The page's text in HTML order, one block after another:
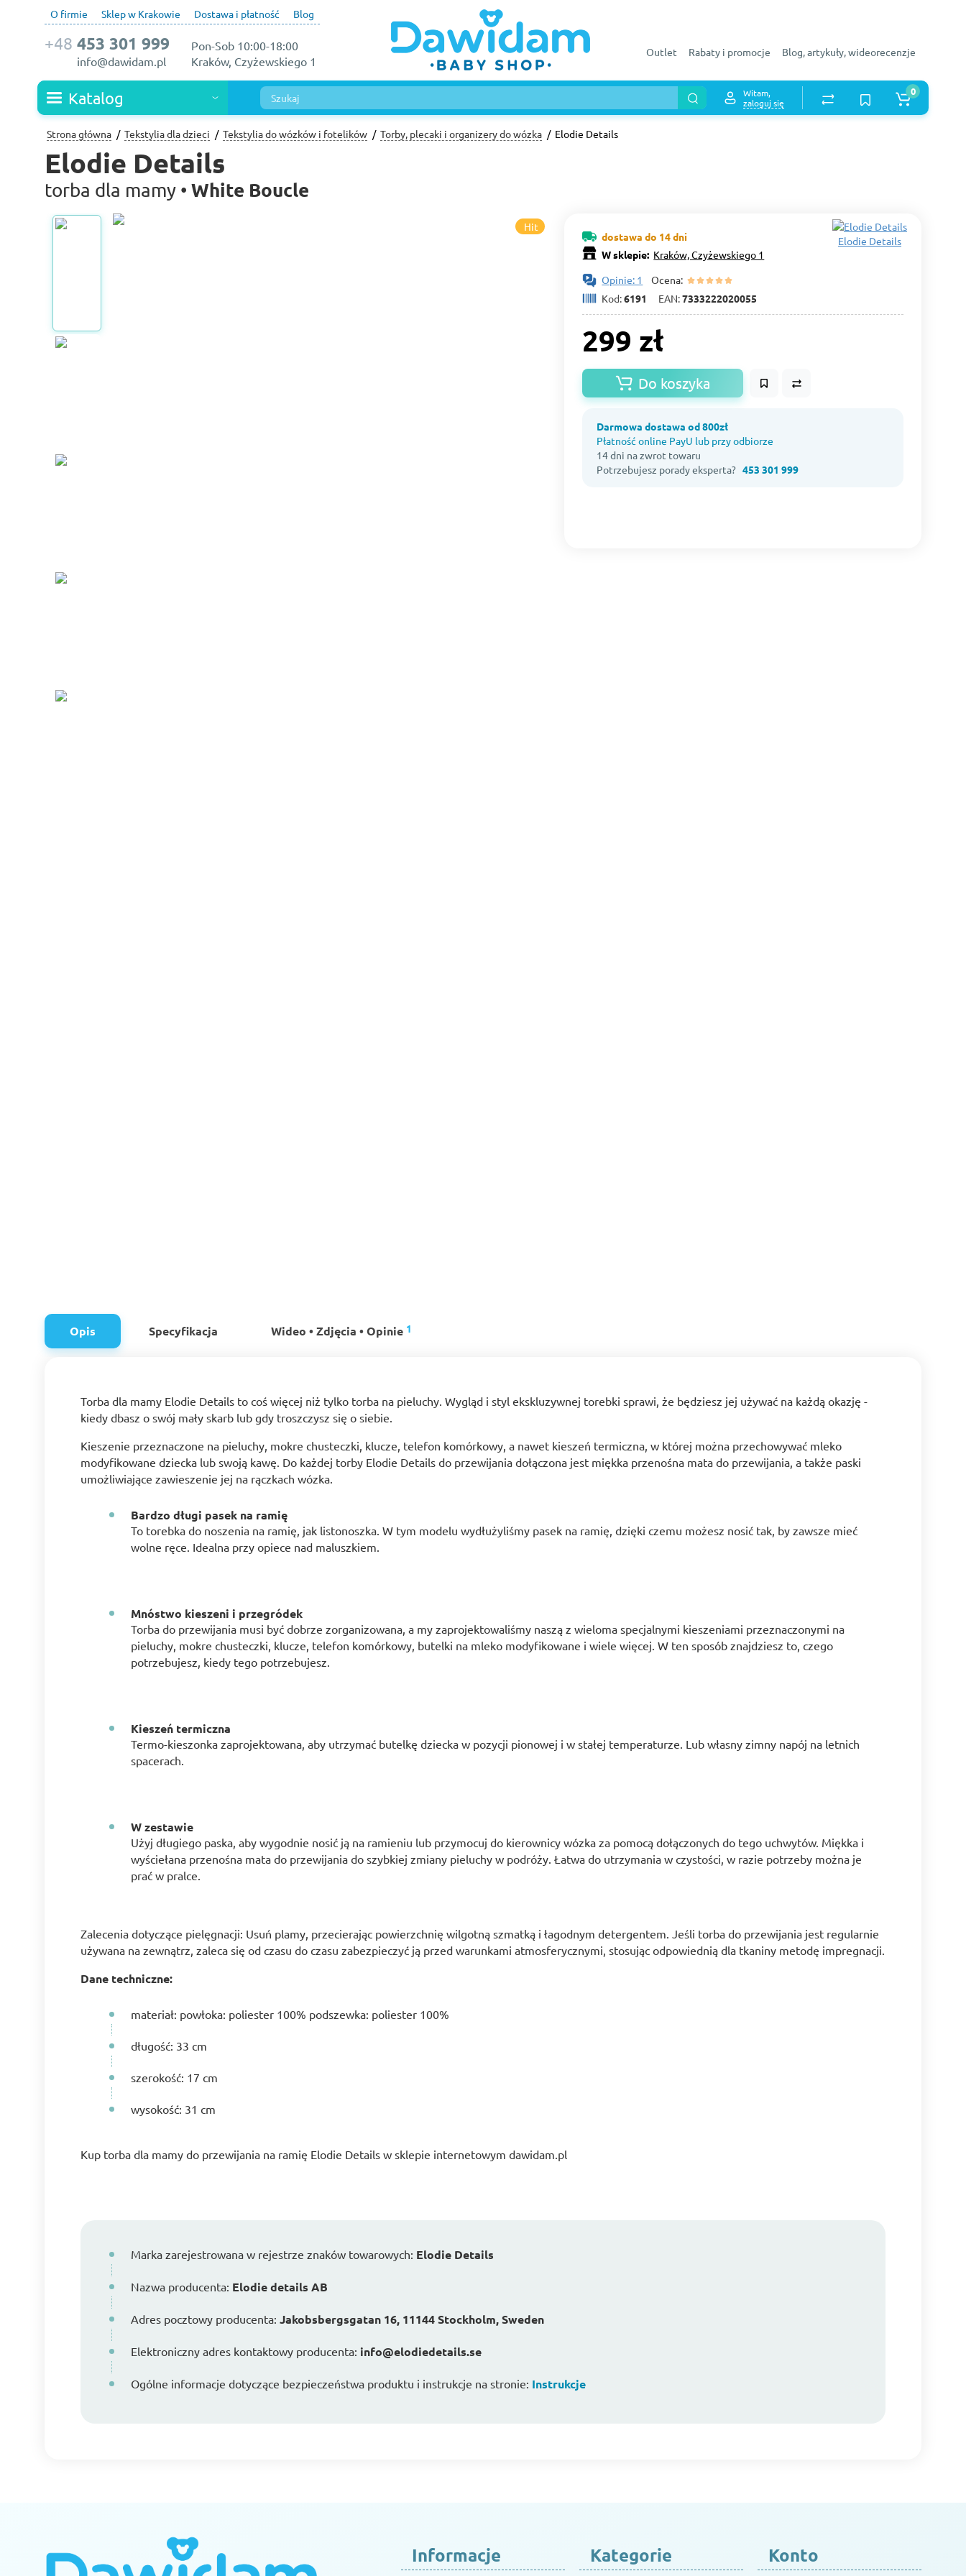
O firmie Sklep w Krakowie Dostawa i płatność Blog
Pon-Sob 10:00-18:00
Kraków, Czyżewskiego 1
+48 453 301 999
info@dawidam.pl
Outlet Rabaty i promocje Blog, artykuły, wideorecenzje
Katalog
Witam,
zaloguj się
0
Strona główna Tekstylia dla dzieci Tekstylia do wózków i fotelików Torby, plecaki i organizery do wózka Elodie Details
Elodie Details
torba dla mamy • White Boucle
Hit
dostawa do 14 dni
W sklepie: Kraków, Czyżewskiego 1
Opinie: 1
Ocena:
Kod:6191 EAN:7333222020055
Elodie Details
299 zł
Do koszyka
Darmowa dostawa od 800zł
Płatność online PayU lub przy odbiorze
14 dni na zwrot towaru
Potrzebujesz porady eksperta?453 301 999
Opis Specyfikacja Wideo • Zdjęcia • Opinie 1
Torba dla mamy Elodie Details to coś więcej niż tylko torba na pieluchy. Wygląd i styl ekskluzywnej torebki sprawi, że będziesz jej używać na każdą okazję -
kiedy dbasz o swój mały skarb lub gdy troszczysz się o siebie.
Kieszenie przeznaczone na pieluchy, mokre chusteczki, klucze, telefon komórkowy, a nawet kieszeń termiczna, w której można przechowywać mleko
modyfikowane dziecka lub swoją kawę. Do każdej torby Elodie Details do przewijania dołączona jest miękka przenośna mata do przewijania, a także paski
umożliwiające zawieszenie jej na rączkach wózka.
Bardzo długi pasek na ramię
To torebka do noszenia na ramię, jak listonoszka. W tym modelu wydłużyliśmy pasek na ramię, dzięki czemu możesz nosić tak, by zawsze mieć
wolne ręce. Idealna przy opiece nad maluszkiem.
Mnóstwo kieszeni i przegródek
Torba do przewijania musi być dobrze zorganizowana, a my zaprojektowaliśmy naszą z wieloma specjalnymi kieszeniami przeznaczonymi na
pieluchy, mokre chusteczki, klucze, telefon komórkowy, butelki na mleko modyfikowane i wiele więcej. W ten sposób znajdziesz to, czego
potrzebujesz, kiedy tego potrzebujesz.
Kieszeń termiczna
Termo-kieszonka zaprojektowana, aby utrzymać butelkę dziecka w pozycji pionowej i w stałej temperaturze. Lub własny zimny napój na letnich
spacerach.
W zestawie
Użyj długiego paska, aby wygodnie nosić ją na ramieniu lub przymocuj do kierownicy wózka za pomocą dołączonych do tego uchwytów. Miękka i
wyściełana przenośna mata do przewijania do szybkiej zmiany pieluchy w podróży. Łatwa do utrzymania w czystości, w razie potrzeby można je
prać w pralce.
Zalecenia dotyczące pielęgnacji: Usuń plamy, przecierając powierzchnię wilgotną szmatką i łagodnym detergentem. Jeśli torba do przewijania jest regularnie
używana na zewnątrz, zaleca się od czasu do czasu zabezpieczyć ją przed warunkami atmosferycznymi, stosując odpowiednią dla tkaniny metodę impregnacji.
Dane techniczne:
materiał: powłoka: poliester 100% podszewka: poliester 100%
długość: 33 cm
szerokość: 17 cm
wysokość: 31 cm
Kup torba dla mamy do przewijania na ramię Elodie Details w sklepie internetowym dawidam.pl
Marka zarejestrowana w rejestrze znaków towarowych: Elodie Details
Nazwa producenta: Elodie details AB
Adres pocztowy producenta: Jakobsbergsgatan 16, 11144 Stockholm, Sweden
Elektroniczny adres kontaktowy producenta: info@elodiedetails.se
Ogólne informacje dotyczące bezpieczeństwa produktu i instrukcje na stronie: Instrukcje
Informacje Kategorie Konto